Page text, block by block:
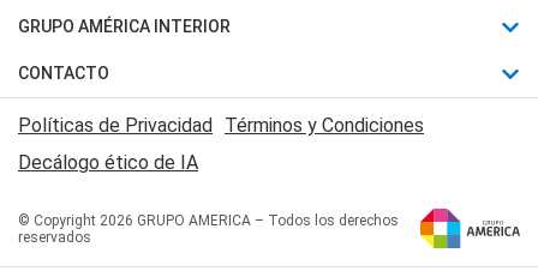
Judiciales
Economia
Motores
Trucos caseros
Series y Películas
Edictos y Solicitadas
Fútbol
Mundial
Automovilismo
Rugby
Básquet
GRUPO AMÉRICA INTERIOR
Canal 7 en Vivo
San Juan 8
CONTACTO
Acerca de Nosotros
Contactanos
Políticas de Privacidad Términos y Condiciones
Decálogo ético de IA
© Copyright 2026 GRUPO AMERICA – Todos los derechos
reservados